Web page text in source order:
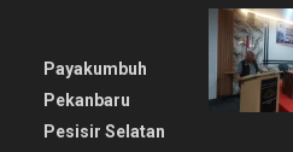
Payakumbuh
Pekanbaru
Pesisir Selatan